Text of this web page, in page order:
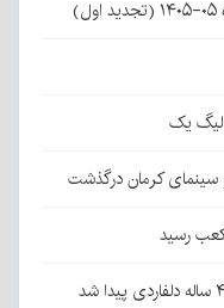
لیگ یک
سینمای کرمان درگذشت